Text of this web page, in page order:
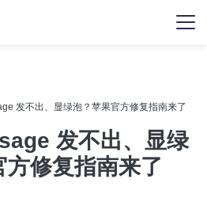
发不出、显绿泡？苹果官方修复指南来了
发不出、显绿
方修复指南来了